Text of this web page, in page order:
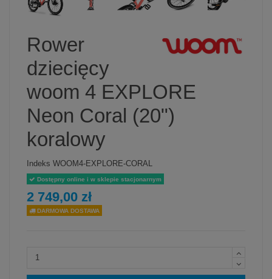
Rower
dziecięcy
woom 4 EXPLORE
Neon Coral (20")
koralowy
Indeks WOOM4-EXPLORE-CORAL
Dostępny online i w sklepie stacjonarnym
2 749,00 zł
DARMOWA DOSTAWA